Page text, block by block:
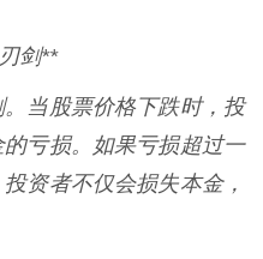
剑**
当股票价格下跌时，投
亏损。如果亏损超过一
资者不仅会损失本金，